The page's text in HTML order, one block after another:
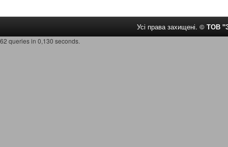
Усі права захищені. © ТОВ
62 queries in 0,130 seconds.